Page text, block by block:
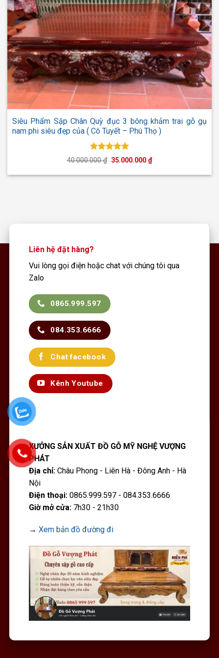
Siêu Phẩm Sập Chân Quỳ đục 3 bông khảm trai gỗ gụ
nam phi siêu đẹp của ( Cô Tuyết – Phú Thọ )
Được xếp
hạng
5 sao
40.000.000₫ Giá
là:
35.000.000₫Giá
hiện
tại
Liên hệ đặt hàng?
Vui lòng gọi điện hoặc chat với chúng tôi qua
Zalo
0865.999.597
084.353.6666
Chat facebook
Kênh Youtube
XƯỞNG SẢN XUẤT ĐỒ GỖ MỸ NGHỆ VƯỢNG
PHÁT
Địa chỉ:Châu Phong - Liên Hà - Đông Anh - Hà
Nội
Điện thoại:0865.999.597 - 084.353.6666
Giờ mở cửa:7h30 - 21h30
→ Xem bản đồ đường đi